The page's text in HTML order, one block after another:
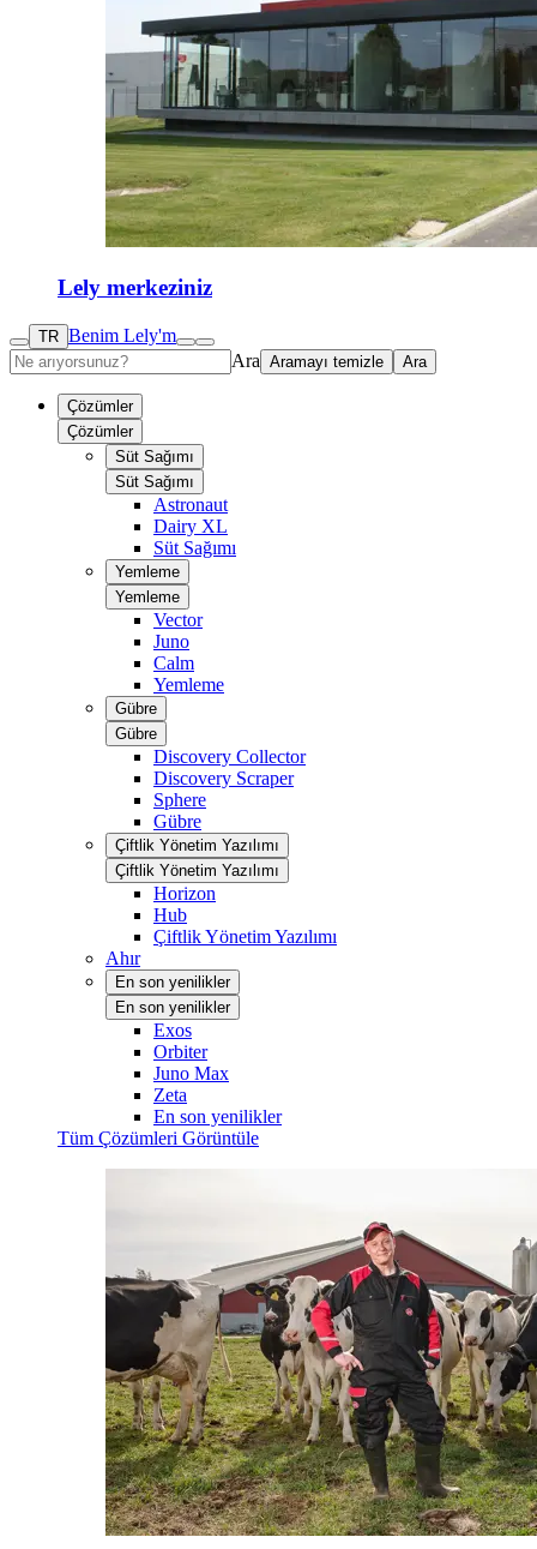
Lely merkeziniz
TR Benim Lely'm
Ara Aramayı temizle Ara
Çözümler
Çözümler
Süt Sağımı
Süt Sağımı
Astronaut
Dairy XL
Süt Sağımı
Yemleme
Yemleme
Vector
Juno
Calm
Yemleme
Gübre
Gübre
Discovery Collector
Discovery Scraper
Sphere
Gübre
Çiftlik Yönetim Yazılımı
Çiftlik Yönetim Yazılımı
Horizon
Hub
Çiftlik Yönetim Yazılımı
Ahır
En son yenilikler
En son yenilikler
Exos
Orbiter
Juno Max
Zeta
En son yenilikler
Tüm Çözümleri Görüntüle